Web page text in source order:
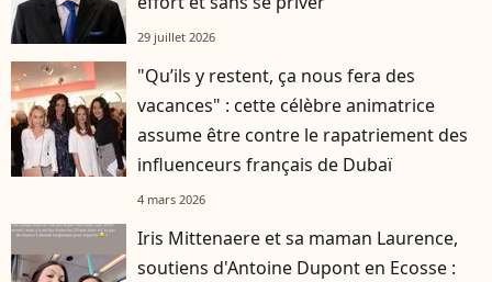
29 juillet 2026
"Qu’ils y restent, ça nous fera des
vacances" : cette célèbre animatrice
assume être contre le rapatriement des
influenceurs français de Dubaï
4 mars 2026
Iris Mittenaere et sa maman Laurence,
soutiens d'Antoine Dupont en Ecosse :